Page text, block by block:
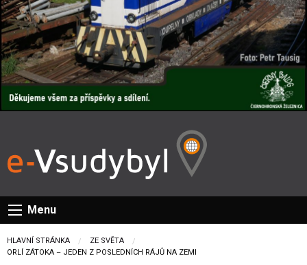
Menu
HLAVNÍ STRÁNKA
ZE SVĚTA
CURRENT:
ORLÍ ZÁTOKA – JEDEN Z POSLEDNÍCH RÁJŮ NA ZEMI